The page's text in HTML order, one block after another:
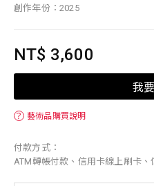
創作年份：2025
NT$ 3,600
我
？ 藝術品購買說明
付款方式：
ATM轉帳付款、信用卡線上刷卡、